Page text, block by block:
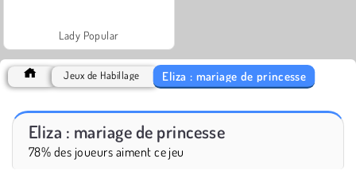
Lady Popular
Jeux de Habillage Eliza : mariage de princesse
Eliza : mariage de princesse
78% des joueurs aiment ce jeu